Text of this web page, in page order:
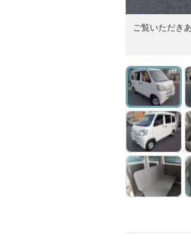
ご覧いただき